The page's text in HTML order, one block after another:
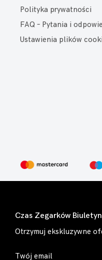
Polityka prywatności
FAQ – Pytania i
Ustawienia plików
Czas Zegarków Biuletyn
Otrzymuj ekskluzywne